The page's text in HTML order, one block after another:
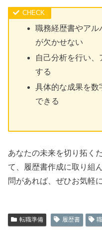
職務経歴書やアル
が欠かせない
自己分析を行い、
する
具体的な成果を数
できる
あなたの未来を切り拓く
て、履歴書作成に取り組
問があれば、ぜひお気軽
転職準備 履歴書